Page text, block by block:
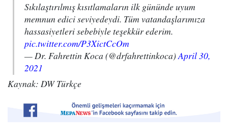
Sıkılaştırılmış kısıtlamaların ilk gününde uyum
memnun edici seviyedeydi. Tüm vatandaşlarımıza
hassasiyetleri sebebiyle teşekkür ederim.
pic.twitter.com/P3XictCcOm
— Dr. Fahrettin Koca (@drfahrettinkoca)April 30,
2021
Kaynak: DW Türkçe